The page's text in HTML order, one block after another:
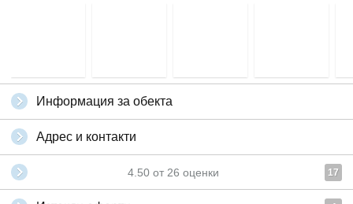
Информация за обекта
Адрес и контакти
4.50 от 26 оценки 17